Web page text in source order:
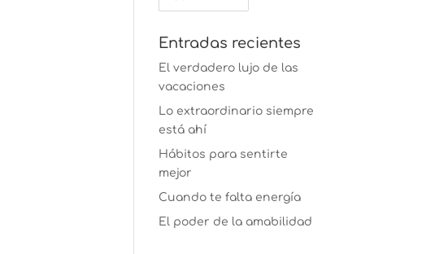
Entradas recientes
El verdadero lujo de las
vacaciones
Lo extraordinario siempre
está ahí
Hábitos para sentirte
mejor
Cuando te falta energía
El poder de la amabilidad